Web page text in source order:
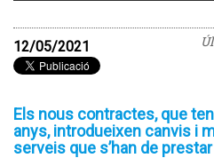
12/05/2021
Els nous contractes, que
anys, introdueixen canvis i
serveis que s’han de prestar